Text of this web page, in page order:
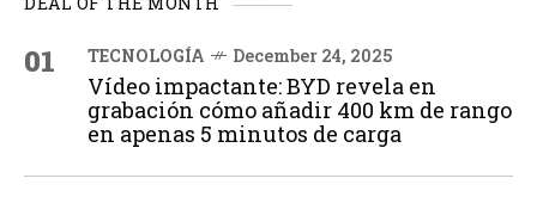
01 TECNOLOGÍA December 24, 2025
Vídeo impactante: BYD revela en
grabación cómo añadir 400 km de rango
en apenas 5 minutos de carga